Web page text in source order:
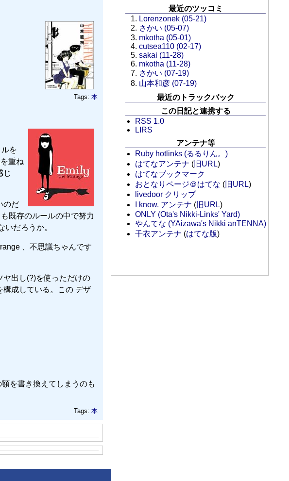
Tags: 本
を
重ね
じ
のだ
既存のルールの中で努力
だろうか。
、不思議ちゃんです
ヤ出し(?)を使っただけの
成している。この デザ
を書き換えてしまうのも
Tags: 本
最近のツッコミ
Lorenzonek (05-21)
さかい (05-07)
mkotha (05-01)
cutsea110 (02-17)
sakai (11-28)
mkotha (11-28)
さかい (07-19)
山本和彦 (07-19)
最近のトラックバック
この日記と連携する
RSS 1.0
LIRS
アンテナ等
Ruby hotlinks (るるりん。)
はてなアンテナ ( 旧URL)
はてなブックマーク
おとなりページ＠はてな ( 旧URL)
livedoor クリップ
I know. アンテナ ( 旧URL)
ONLY (Ota's Nikki-Links' Yard)
やんてな (YAizawa's Nikki anTENNA)
千衣アンテナ (はてな版)